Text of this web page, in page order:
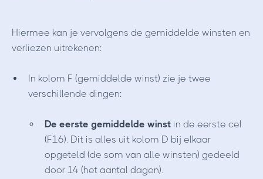
Hiermee kan je vervolgens de gemiddelde winsten en
verliezen uitrekenen:
In kolom F (gemiddelde winst) zie je twee
verschillende dingen:
De eerste gemiddelde winst in de eerste cel
(F16). Dit is alles uit kolom D bij elkaar
opgeteld (de som van alle winsten) gedeeld
door 14 (het aantal dagen).